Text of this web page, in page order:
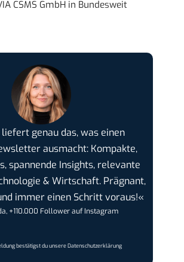
CSMS GmbH in Bundesweit
liefert genau das, was einen
ausmacht: Kompakte,
spannende Insights, relevante
& Wirtschaft. Prägnant,
immer einen Schritt voraus!«
+110.000 Follower auf Instagram
bestätigst du unsereDatenschutzerklärung